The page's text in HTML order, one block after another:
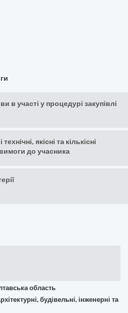
в участі у процедурі закупівлі
якісні та кількісні
до учасника
область
будівельні, інженерні та